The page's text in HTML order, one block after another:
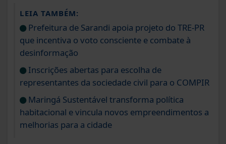
LEIA TAMBÉM:
Prefeitura de Sarandi apoia projeto do TRE-PR
que incentiva o voto consciente e combate à
desinformação
Inscrições abertas para escolha de
representantes da sociedade civil para o COMPIR
Maringá Sustentável transforma política
habitacional e vincula novos empreendimentos a
melhorias para a cidade